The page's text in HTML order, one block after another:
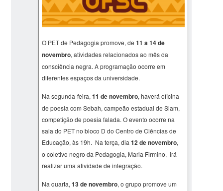
O PET de Pedagogia promove, de11 a 14 de
novembro, atividades relacionados ao mês da
consciência negra. A programação ocorre em
diferentes espaços da universidade.
Na segunda-feira, 11 de novembro, haverá oficina
de poesia com Sebah, campeão estadual de Slam,
competição de poesia falada. O evento ocorre na
sala do PET no bloco D do Centro de Ciências de
Educação, às 19h. Na terça, dia12 de novembro,
o coletivo negro da Pedagogia, Maria Firmino, irá
realizar uma atividade de integração.
Na quarta,13 de novembro, o grupo promove um